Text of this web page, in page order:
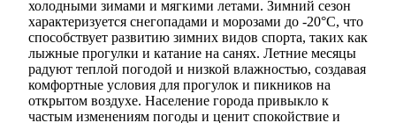
холодными зимами и мягкими летами. Зимний сезон
характеризуется снегопадами и морозами до -20°C, что
способствует развитию зимних видов спорта, таких как
лыжные прогулки и катание на санях. Летние месяцы
радуют теплой погодой и низкой влажностью, создавая
комфортные условия для прогулок и пикников на
открытом воздухе. Население города привыкло к
частым изменениям погоды и ценит спокойствие и